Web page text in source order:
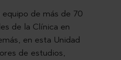
equipo de más de 70
de la Clínica en
en esta Unidad
de estudios,